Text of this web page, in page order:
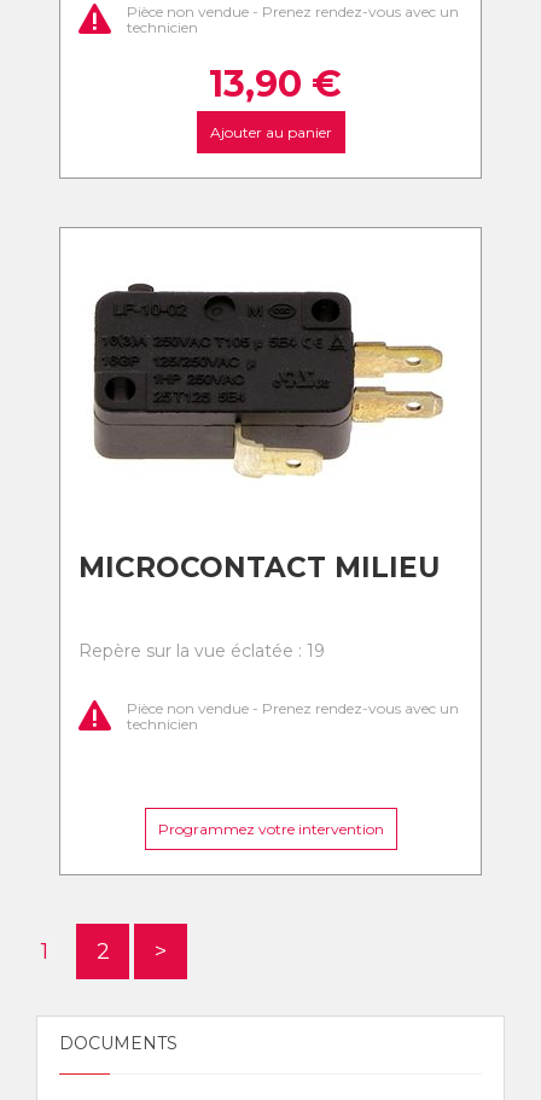
Pièce non vendue - Prenez rendez-vous avec un
technicien
13,90 €
Ajouter au panier
MICROCONTACT MILIEU
Repère sur la vue éclatée : 19
Pièce non vendue - Prenez rendez-vous avec un
technicien
Programmez votre intervention
1 2 >
DOCUMENTS